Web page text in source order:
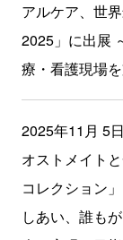
アルケア、世
2025」に出展
療・看護現場
2025年11月 5日
オストメイト
コレクション
しあい、誰も